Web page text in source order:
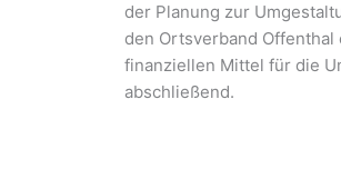
der Planung zur
den Ortsverband Offenthal
finanziellen Mittel für die
abschließend.